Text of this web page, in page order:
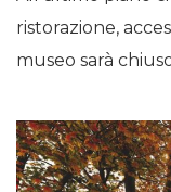
ristorazione,
museo sarà